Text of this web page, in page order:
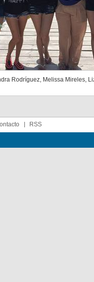
Rodríguez, Melissa Mireles,
RSS